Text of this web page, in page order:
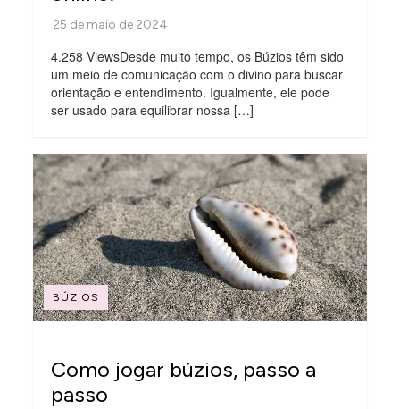
4.258 ViewsDesde muito tempo, os Búzios têm sido
um meio de comunicação com o divino para buscar
orientação e entendimento. Igualmente, ele pode
ser usado para equilibrar nossa […]
BÚZIOS
Como jogar búzios, passo a
passo